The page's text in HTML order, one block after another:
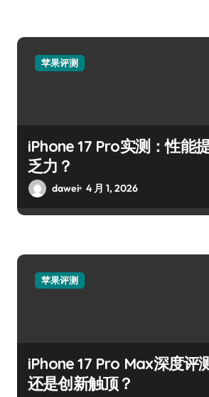
苹果评测
iPhone 17 Pro实测：性能
乏力？
dawei 4 月 1, 2026
苹果评测
iPhone 17 Pro Max深度评
还是创新触顶？